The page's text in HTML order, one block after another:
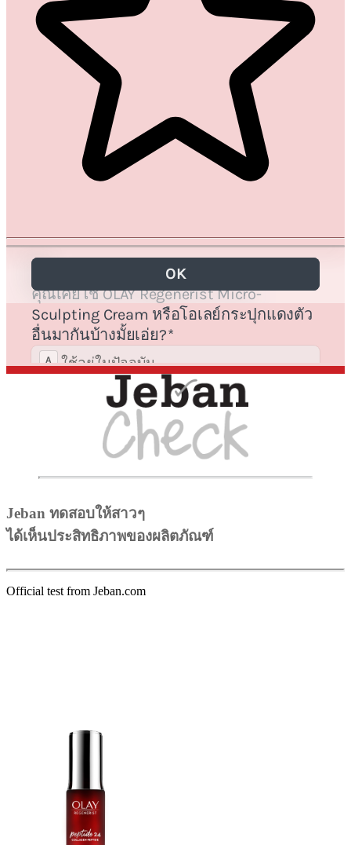
Jeban ทดสอบให้สาวๆ
ได้เห็นประสิทธิภาพของผลิตภัณฑ์
Official test from Jeban.com